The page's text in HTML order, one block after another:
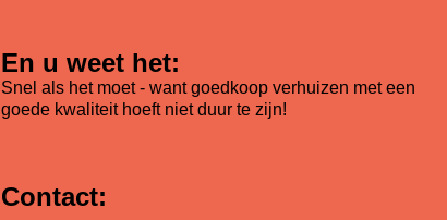
En u weet het:
Snel als het moet - want goedkoop verhuizen met een
goede kwaliteit hoeft niet duur te zijn!
Contact: